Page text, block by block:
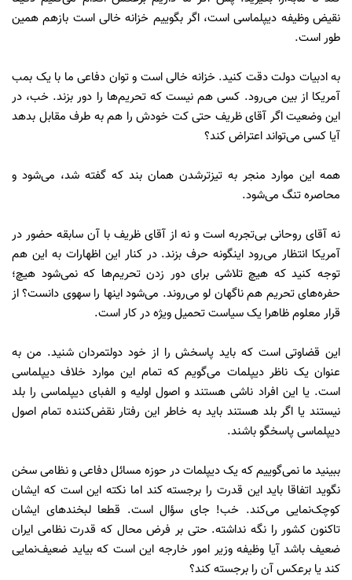
نقیض وظیفه دیپلماسی است، اگر بگوییم خزانه خالی است بازهم همین
طور است.
به ادبیات دولت دقت کنید. خزانه خالی است و توان دفاعی ما با یک بمب
آمریکا از بین می‌رود. کسی هم نیست که تحریم‌ها را دور بزند. خب، در
این وضعیت اگر آقای ظریف حتی کت خودش را هم به طرف مقابل بدهد
آیا کسی می‌تواند اعتراض کند؟
همه این موارد منجر به تیزتر‌شدن همان بند که گفته شد، می‌شود و
محاصره تنگ می‌شود.
نه آقای روحانی بی‌تجربه است و نه از آقای ظریف با آن سابقه حضور در
آمریکا انتظار می‌رود اینگونه حرف بزند. در کنار این اظهارات به این هم
توجه کنید که هیچ تلاشی برای دور زدن تحریم‌ها که نمی‌شود هیچ؛
حفره‌های تحریم هم ناگهان لو می‌روند. می‌شود اینها را سهوی دانست؟ از
قرار معلوم ظاهرا یک سیاست تحمیل ویژه در کار است.
این قضاوتی است که باید پاسخش را از خود دولتمردان شنید. من به
عنوان یک ناظر دیپلمات می‌گویم که تمام این موارد خلاف دیپلماسی
است. یا این افراد ناشی هستند و اصول اولیه و الفبای دیپلماسی را بلد
نیستند یا اگر بلد هستند باید به خاطر این رفتار نقض‌کننده تمام اصول
دیپلماسی پاسخگو باشند.
ببینید ما نمی‌گوییم که یک دیپلمات در حوزه مسائل دفاعی و نظامی سخن
نگوید اتفاقا باید این قدرت را برجسته کند اما نکته این است که ایشان
کوچک‌نمایی می‌کند. خب! جای سؤال است. قطعا لبخندهای ایشان
تاکنون کشور را نگه نداشته. حتی بر فرض محال که قدرت نظامی ایران
ضعیف باشد آیا وظیفه وزیر امور خارجه این است که بیاید ضعیف‌نمایی
کند یا برعکس آن را برجسته کند؟